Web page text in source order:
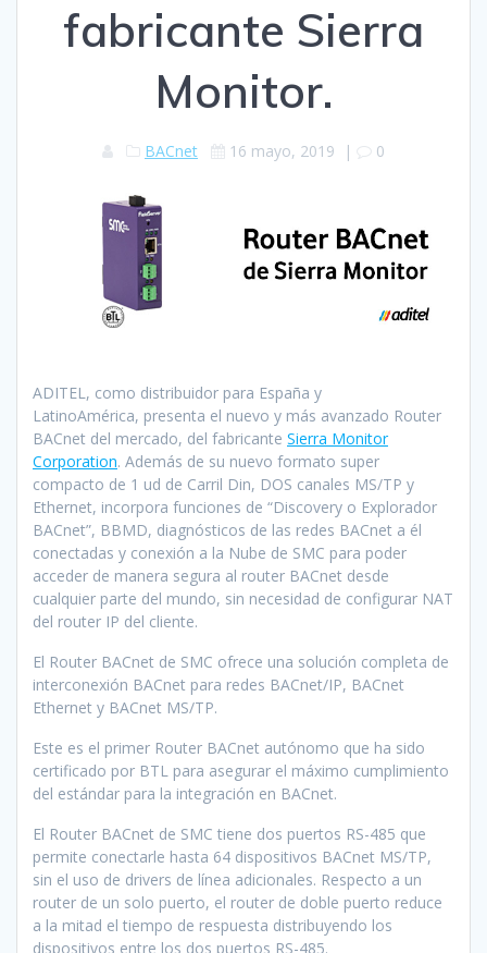
fabricante Sierra
Monitor.
BACnet 16 mayo, 2019 | 0
ADITEL, como distribuidor para España y
LatinoAmérica, presenta el nuevo y más avanzado Router
BACnet del mercado, del fabricante Sierra Monitor
Corporation. Además de su nuevo formato super
compacto de 1 ud de Carril Din, DOS canales MS/TP y
Ethernet, incorpora funciones de “Discovery o Explorador
BACnet”, BBMD, diagnósticos de las redes BACnet a él
conectadas y conexión a la Nube de SMC para poder
acceder de manera segura al router BACnet desde
cualquier parte del mundo, sin necesidad de configurar NAT
del router IP del cliente.
El Router BACnet de SMC ofrece una solución completa de
interconexión BACnet para redes BACnet/IP, BACnet
Ethernet y BACnet MS/TP.
Este es el primer Router BACnet autónomo que ha sido
certificado por BTL para asegurar el máximo cumplimiento
del estándar para la integración en BACnet.
El Router BACnet de SMC tiene dos puertos RS-485 que
permite conectarle hasta 64 dispositivos BACnet MS/TP,
sin el uso de drivers de línea adicionales. Respecto a un
router de un solo puerto, el router de doble puerto reduce
a la mitad el tiempo de respuesta distribuyendo los
dispositivos entre los dos puertos RS-485.